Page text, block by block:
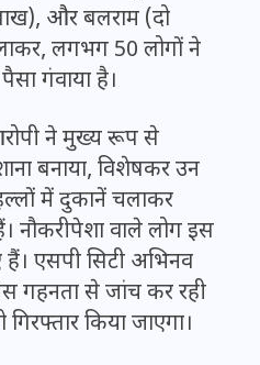
और बलराम (दो
लगभग 50 लोगों ने
गंवाया है।
ने मुख्य रूप से
बनाया, विशेषकर उन
में दुकानें चलाकर
नौकरीपेशा वाले लोग इस
एसपी सिटी अभिनव
गहनता से जांच कर रही
किया जाएगा।